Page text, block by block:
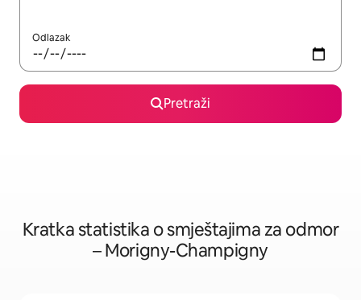
Odlazak
Pretraži
Kratka statistika o smještajima za odmor
– Morigny-Champigny